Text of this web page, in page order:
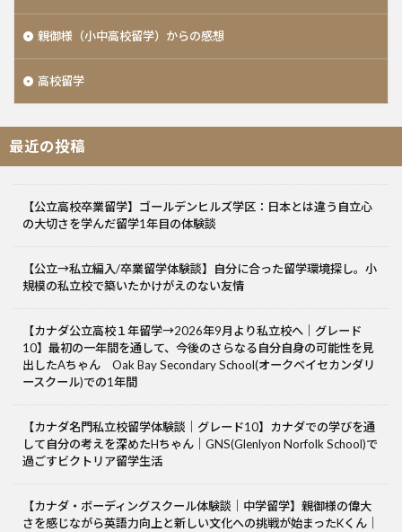
親御様（小中高校留学）からの感想
高校留学
最近の投稿
【公立高校卒業留学】ゴールデンヒルズ学区：日本とは違う自立心
の大切さを学んだ留学1年目の体験談
【公立→私立編入/卒業留学体験談】自分に合った留学環境探し。小
規模の私立校で築いたかけがえのない友情
【カナダ公立高校１年留学→2026年9月より私立校へ｜グレード
10】最初の一年間を通して、今後のさらなる自分自身の可能性を見
出したAちゃん Oak Bay Secondary School(オークベイセカンダリ
ースクール)での1年間
【カナダ名門私立校留学体験談｜グレード10】カナダでの学びを通
して自分の考えを深めたHちゃん｜GNS(Glenlyon Norfolk School)で
過ごすビクトリア留学生活
【カナダ・ボーディングスクール体験談｜中学留学】親御様の偉大
さを感じながら英語力向上と新しい文化への挑戦が始まったKくん｜